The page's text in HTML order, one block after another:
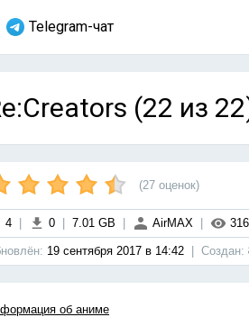
Telegram-чат
(22 из
(27 оценок)
4 0 7.01 GB AirMAX
19 сентября 2017 в 14:42 Cоздан:
об аниме